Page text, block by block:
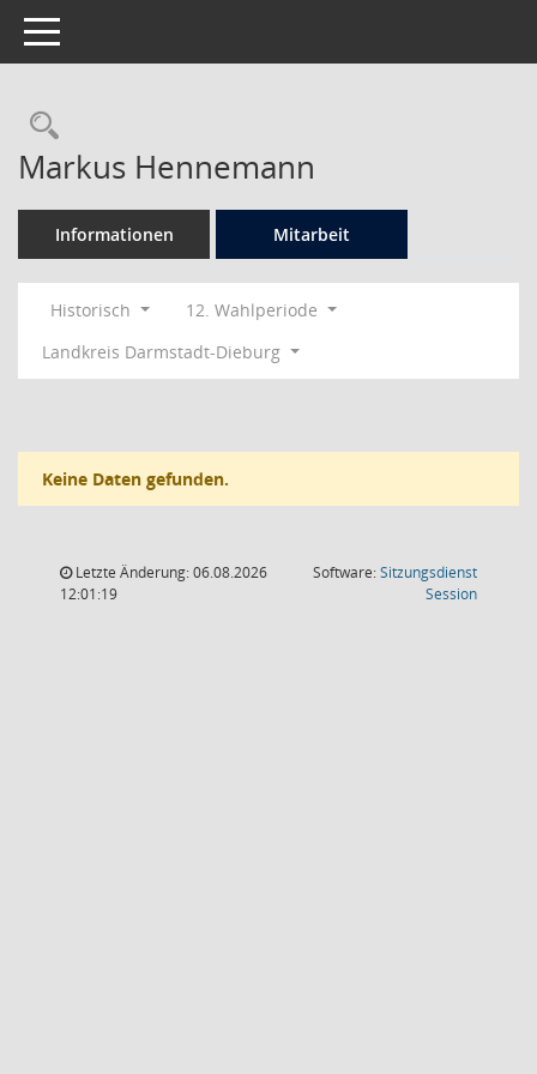
Toggle navigation
Rechercheauswahl
Markus Hennemann
Informationen Mitarbeit
Historisch
12. Wahlperiode
Landkreis Darmstadt-Dieburg
Keine Daten gefunden.
Letzte Änderung: 06.08.2026
12:01:19
Software:Sitzungsdienst
Session(Wird in